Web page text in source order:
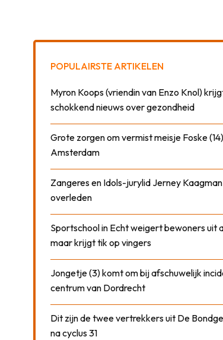
POPULAIRSTE ARTIKELEN
Myron Koops (vriendin van Enzo Knol)
schokkend nieuws over gezondheid
Grote zorgen om vermist meisje Foske
Amsterdam
Zangeres en Idols-jurylid Jerney
overleden
Sportschool in Echt weigert bewoners uit
maar krijgt tik op vingers
Jongetje (3) komt om bij afschuwelijk
centrum van Dordrecht
Dit zijn de twee vertrekkers uit De
na cyclus 31